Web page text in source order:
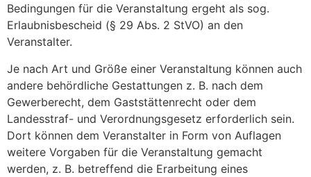
Bedingungen für die Veranstaltung ergeht als sog.
Erlaubnisbescheid (§ 29 Abs. 2 StVO) an den
Veranstalter.
Je nach Art und Größe einer Veranstaltung können auch
andere behördliche Gestattungen z. B. nach dem
Gewerberecht, dem Gaststättenrecht oder dem
Landesstraf- und Verordnungsgesetz erforderlich sein.
Dort können dem Veranstalter in Form von Auflagen
weitere Vorgaben für die Veranstaltung gemacht
werden, z. B. betreffend die Erarbeitung eines